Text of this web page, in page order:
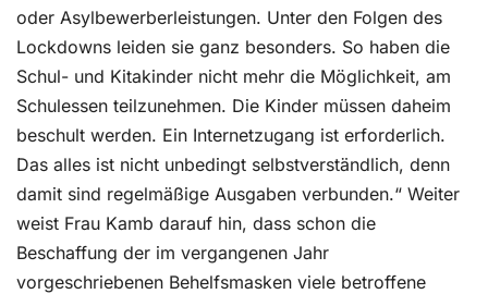
oder Asylbewerberleistungen. Unter den Folgen des
Lockdowns leiden sie ganz besonders. So haben die
Schul- und Kitakinder nicht mehr die Möglichkeit, am
Schulessen teilzunehmen. Die Kinder müssen daheim
beschult werden. Ein Internetzugang ist erforderlich.
Das alles ist nicht unbedingt selbstverständlich, denn
damit sind regelmäßige Ausgaben verbunden.“ Weiter
weist Frau Kamb darauf hin, dass schon die
Beschaffung der im vergangenen Jahr
vorgeschriebenen Behelfsmasken viele betroffene